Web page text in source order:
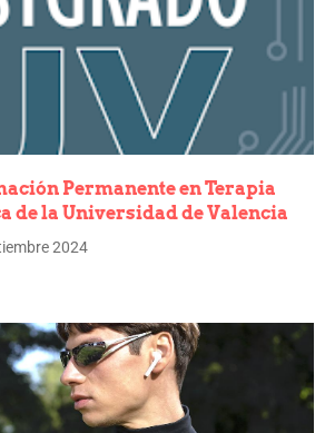
Permanente en Terapia
de la Universidad de Valencia
2024